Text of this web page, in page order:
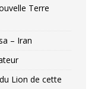
Terre
– Iran
Lion de cette